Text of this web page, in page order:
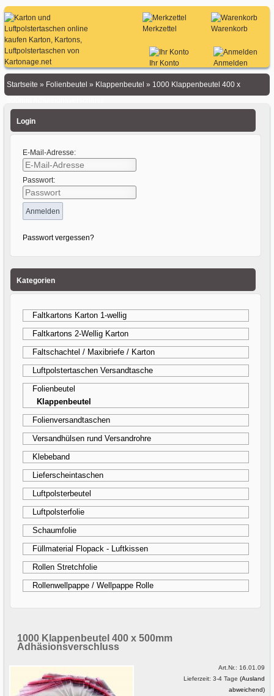
Warenkorb
Merkzettel
Anmelden
Ihr Konto
Startseite » Folienbeutel » Klappenbeutel » 1000 Klappenbeutel 400 x
Login
E-Mail-Adresse:
Passwort:
Passwort vergessen?
Kategorien
Faltkartons Karton 1-wellig
Faltkartons 2-Wellig Karton
Faltschachtel / Maxibriefe / Karton
Luftpolstertaschen Versandtasche
Folienbeutel
Klappenbeutel
Folienversandtaschen
Versandhülsen rund Versandrohre
Klebeband
Lieferscheintaschen
Luftpolsterbeutel
Luftpolsterfolie
Schaumfolie
Füllmaterial Flopack - Luftkissen
Rollen Stretchfolie
Rollenwellpappe / Wellpappe Rolle
1000 Klappenbeutel 400 x 500mm
Adhäsionsverschluss
Art.Nr.: 16.01.09
Lieferzeit: 3-4 Tage (Ausland
abweichend)